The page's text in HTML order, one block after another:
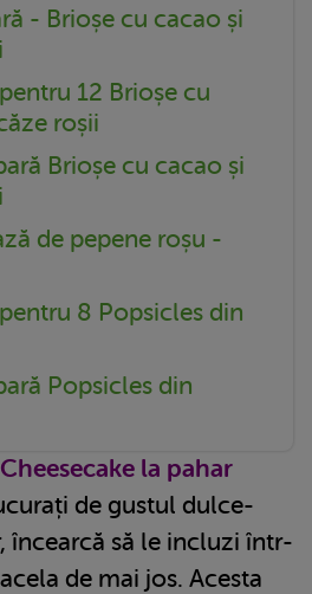
- Brioșe cu cacao și
12 Brioșe cu
roșii
Brioșe cu cacao și
de pepene roșu -
8 Popsicles din
Popsicles din
la pahar
de gustul dulce-
încearcă să le incluzi într-
de mai jos. Acesta